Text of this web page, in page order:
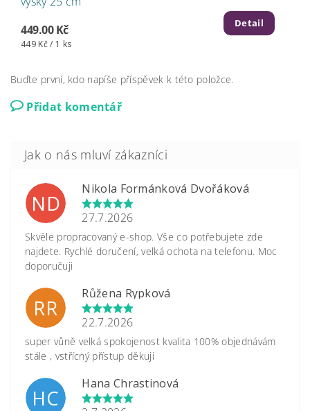
449.00 Kč
449 Kč / 1 ks
Detail
Buďte první, kdo napíše příspěvek k této položce.
Přidat komentář
ND
Nikola Formánková Dvořáková
27.7.2026
Skvěle propracovaný e-shop. Vše co potřebujete zde
najdete. Rychlé doručení, velká ochota na telefonu. Moc
doporučuji
RR
Růžena Rypková
22.7.2026
super vůně velká spokojenost kvalita 100% objednávám
stále , vstřícný přístup děkuji
HC
Hana Chrastinová